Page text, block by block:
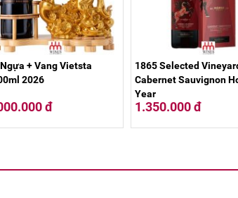
+ Vang Vietsta
2026
đ
1865 Selected
Cabernet Sauvignon
Year
1.350.000 đ